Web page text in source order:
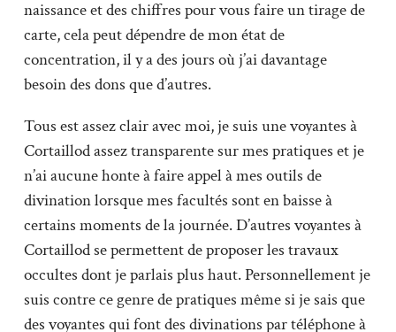
naissance et des chiffres pour vous faire un tirage de
carte, cela peut dépendre de mon état de
concentration, il y a des jours où j’ai davantage
besoin des dons que d’autres.
Tous est assez clair avec moi, je suis une voyantes à
Cortaillod assez transparente sur mes pratiques et je
n’ai aucune honte à faire appel à mes outils de
divination lorsque mes facultés sont en baisse à
certains moments de la journée. D’autres voyantes à
Cortaillod se permettent de proposer les travaux
occultes dont je parlais plus haut. Personnellement je
suis contre ce genre de pratiques même si je sais que
des voyantes qui font des divinations par téléphone à